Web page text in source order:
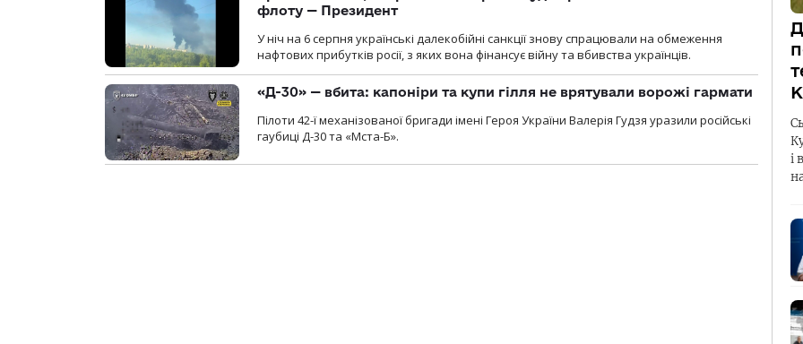
флоту — Президент
У ніч на 6 серпня українські далекобійні санкції знову спрацювали на обмеження
нафтових прибутків росії, з яких вона фінансує війну та вбивства українців.
«Д-30» — вбита: капоніри та купи гілля не врятували ворожі гармати
Пілоти 42-ї механізованої бригади імені Героя України Валерія Гудзя уразили російські
гаубиці Д-30 та «Мста-Б».
і